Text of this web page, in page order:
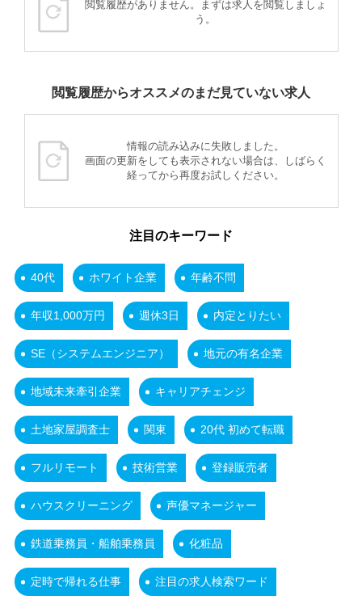
閲覧履歴がありません。まずは求人を閲覧しましょ
う。
閲覧履歴からオススメのまだ見ていない求人
情報の読み込みに失敗しました。
画面の更新をしても表示されない場合は、しばらく
経ってから再度お試しください。
注目のキーワード
40代 ホワイト企業 年齢不問
年収1,000万円 週休3日 内定とりたい
SE（システムエンジニア） 地元の有名企業
地域未来牽引企業 キャリアチェンジ
土地家屋調査士 関東 20代 初めて転職
フルリモート 技術営業 登録販売者
ハウスクリーニング 声優マネージャー
鉄道乗務員・船舶乗務員 化粧品
定時で帰れる仕事 注目の求人検索ワード